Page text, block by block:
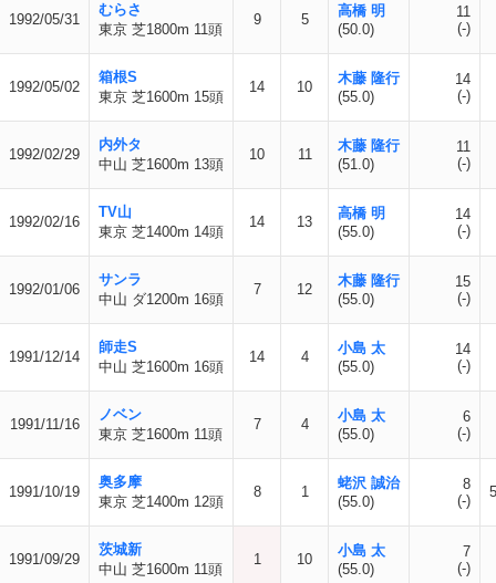
1992/05/31
むらさ
東京 芝1800m 11頭
9 5
高橋 明
(50.0)
11
(-)
1992/05/02
箱根S
東京 芝1600m 15頭
14 10
木藤 隆行
(55.0)
14
(-)
1992/02/29
内外タ
中山 芝1600m 13頭
10 11
木藤 隆行
(51.0)
11
(-)
1992/02/16
TV山
東京 芝1400m 14頭
14 13
高橋 明
(55.0)
14
(-)
1992/01/06
サンラ
中山 ダ1200m 16頭
7 12
木藤 隆行
(55.0)
15
(-)
1991/12/14
師走S
中山 芝1600m 16頭
14 4
小島 太
(55.0)
14
(-)
1991/11/16
ノベン
東京 芝1600m 11頭
7 4
小島 太
(55.0)
6
(-)
1991/10/19
奥多摩
東京 芝1400m 12頭
8 1
蛯沢 誠治
(55.0)
8
(-)
1991/09/29
茨城新
中山 芝1600m 11頭
1 10
小島 太
(55.0)
7
(-)